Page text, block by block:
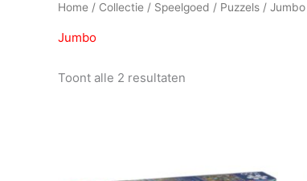
Home / Collectie / Speelgoed / Puzzels / Jumbo
Jumbo
Toont alle 2 resultaten